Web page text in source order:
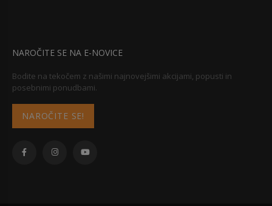
NAROČITE SE NA E-NOVICE
Bodite na tekočem z našimi najnovejšimi akcijami, popusti in
posebnimi ponudbami.
NAROČITE SE!